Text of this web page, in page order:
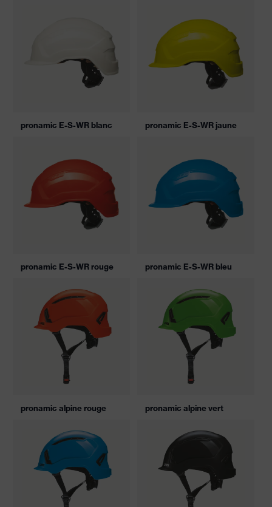
pronamic E-S-WR blanc pronamic E-S-WR jaune
pronamic E-S-WR rouge pronamic E-S-WR bleu
pronamic alpine rouge pronamic alpine vert